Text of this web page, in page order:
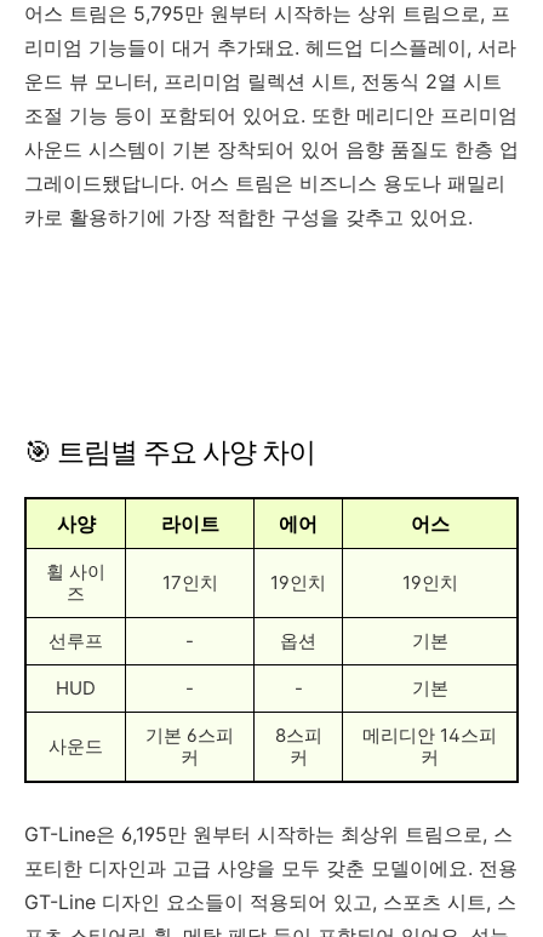
어스 트림은 5,795만 원부터 시작하는 상위 트림으로, 프
리미엄 기능들이 대거 추가돼요. 헤드업 디스플레이, 서라
운드 뷰 모니터, 프리미엄 릴렉션 시트, 전동식 2열 시트
조절 기능 등이 포함되어 있어요. 또한 메리디안 프리미엄
사운드 시스템이 기본 장착되어 있어 음향 품질도 한층 업
그레이드됐답니다. 어스 트림은 비즈니스 용도나 패밀리
카로 활용하기에 가장 적합한 구성을 갖추고 있어요.
🎯 트림별 주요 사양 차이
사양 라이트 에어 어스
휠 사이
즈
17인치 19인치 19인치
선루프 - 옵션 기본
HUD - - 기본
사운드
기본 6스피
커
8스피
커
메리디안 14스피
커
GT-Line은 6,195만 원부터 시작하는 최상위 트림으로, 스
포티한 디자인과 고급 사양을 모두 갖춘 모델이에요. 전용
GT-Line 디자인 요소들이 적용되어 있고, 스포츠 시트, 스